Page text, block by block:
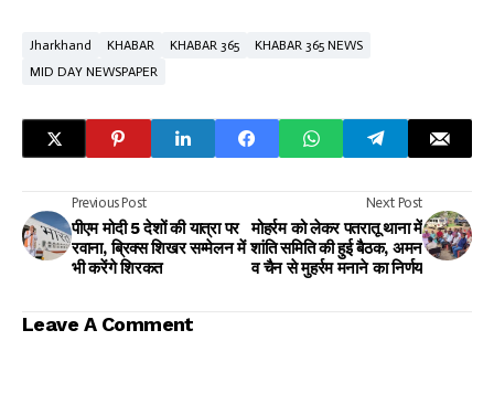
Jharkhand KHABAR KHABAR 365
KHABAR 365 NEWS
MID DAY NEWSPAPER
Previous Post
पीएम मोदी 5 देशों की यात्रा पर
रवाना, ब्रिक्स शिखर सम्मेलन में
भी करेंगे शिरकत
Next Post
मोहर्रम को लेकर पतरातू थाना में
शांति समिति की हुई बैठक, अमन
व चैन से मुहर्रम मनाने का निर्णय
Leave A Comment